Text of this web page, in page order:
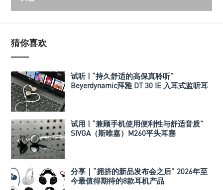
猜你喜欢
试听 | “持久舒适的高保真聆听”
Beyerdynamic拜雅 DT 30 IE 入耳式监听耳
试用 | “兼顾手机使用便利性与舒适音质”
SIVGA（斯唯嘉）M260平头耳塞
分享｜“拥挤的新品发布会之后” 2026年至
今最值得期待的8款耳机产品